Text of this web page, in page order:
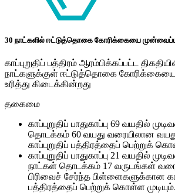
30 நாட்களில் ஈட்டுத்தொகை கோரிக்கையை
காப்புறுதிப் பத்திரம் ஆரம்பிக்கப்பட்ட
நாட்களுக்குள் ஈட்டுத்தொகை
உரித்து கிடைக்கின்றது
தகைமை
காப்புறுதிப் பாதுகாப்பு 69 வயதில்
தொடக்கம் 60 வயது வரையிலான
காப்புறுதிப் பத்திரத்தைப் பெற்றுக்
காப்புறுதிப் பாதுகாப்பு 21 வயதில்
நாட்கள் தொடக்கம் 17 வருடங்கள்
பிரிவைச் சேர்ந்த பிள்ளைகளுக்கான
பத்திரத்தைப் பெற்றுக் கொள்ள முடியும்.